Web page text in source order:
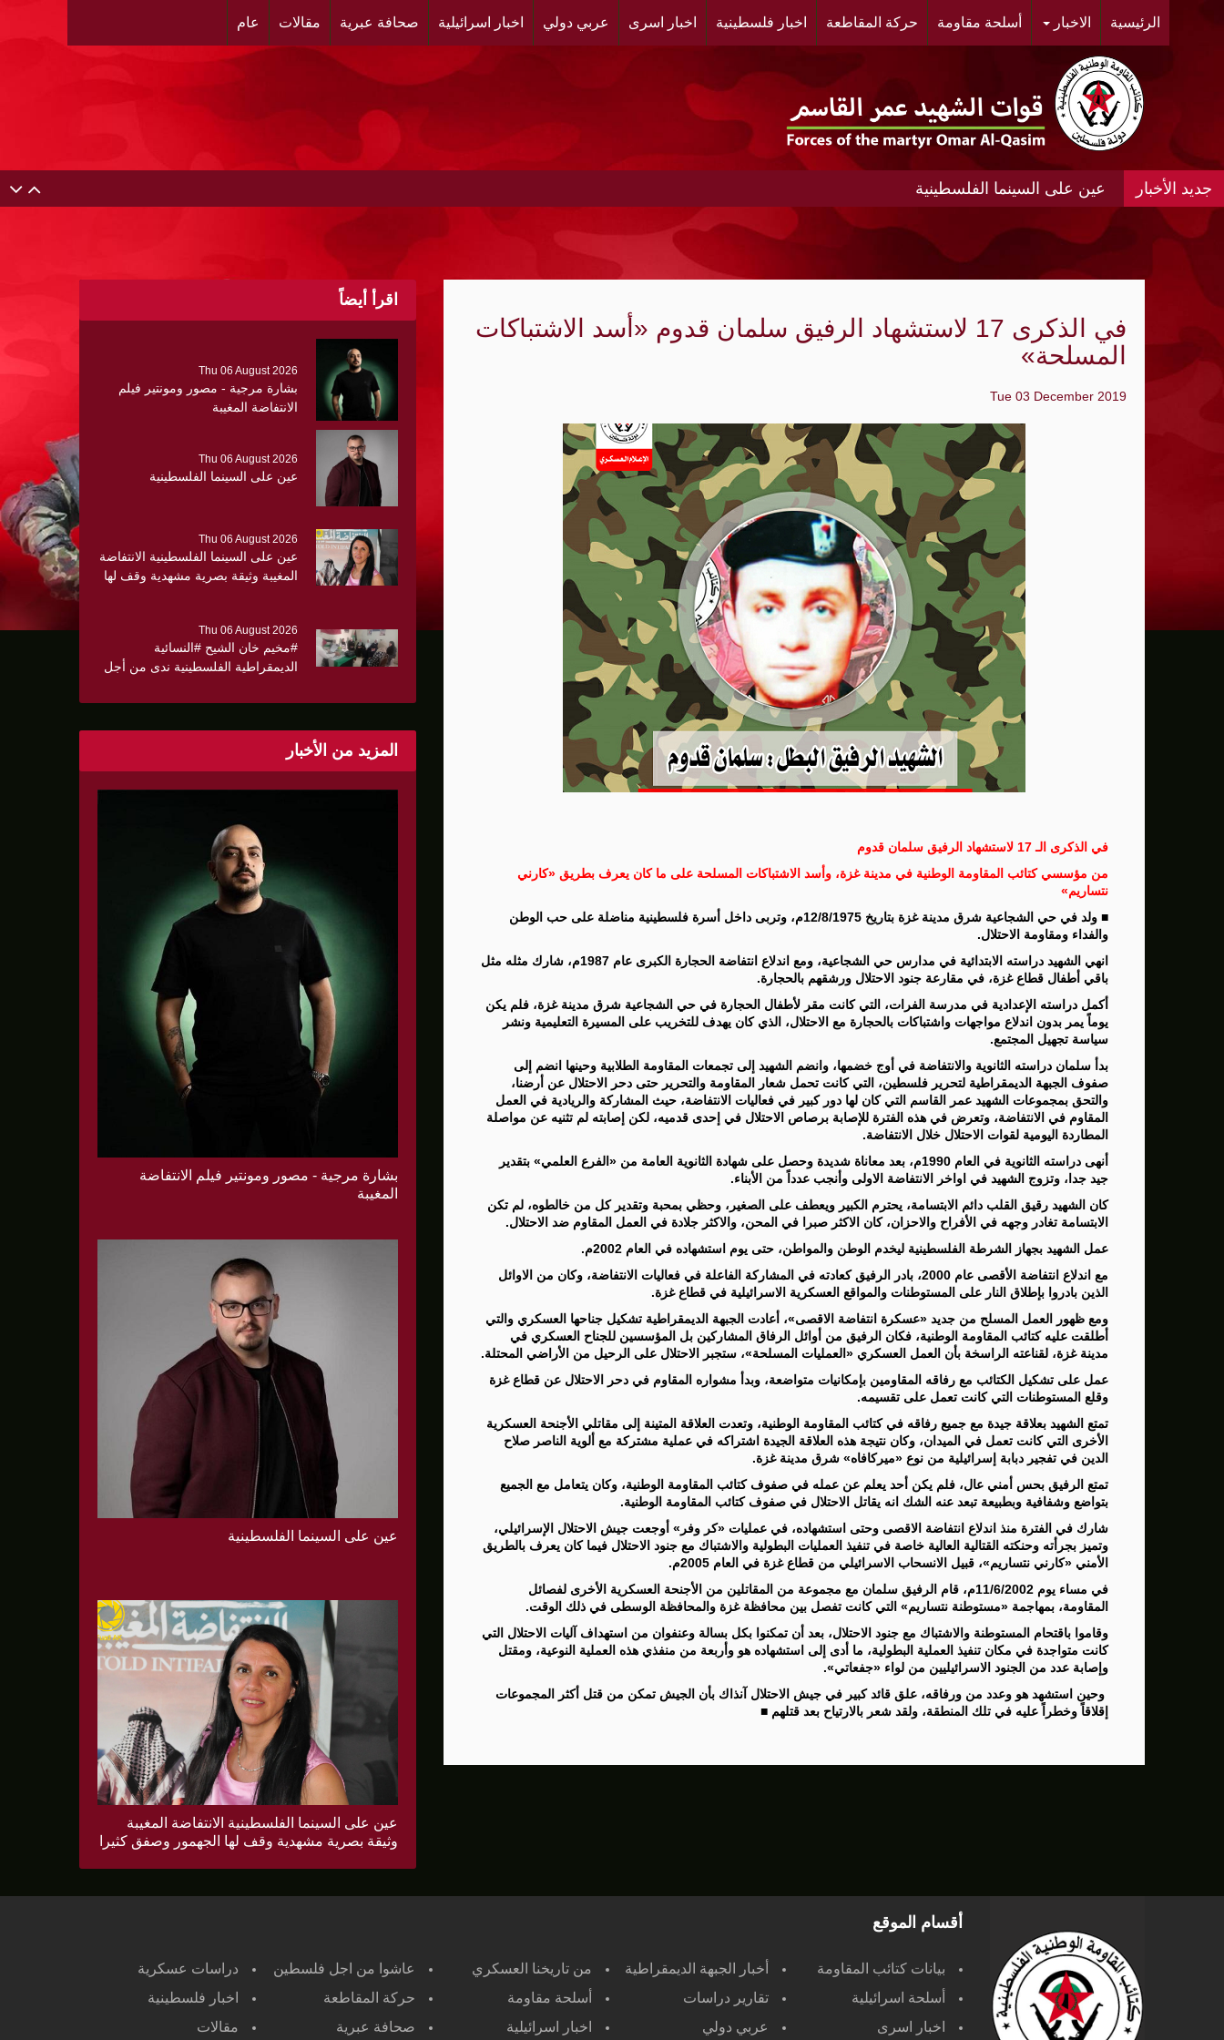
الرئيسية الاخبار أسلحة مقاومة حركة المقاطعة اخبار فلسطينية اخبار اسرى عربي دولي اخبار اسرائيلية صحافة عبرية مقالات عام
عين على السينما الفلسطينية
عين على السينما الفلسطينية الانتفاضة المغيبة وثيقة بصرية مشهدية وقف لها الجهمور وصفق كثيرا
#مخيم خان الشيح #النسائية الديمقراطية الفلسطينية ندى من أجل مجتمع أكثر وعياً،، «ندى» تنظم ندوة صحية عن ألتهاب الكبد وتوزّع بروشورات توعوية على سيدات
الحي.
"أشد" ومنظمة الجيل الجديد "مجد" ينظمان مهرجاناً تكريمياً لطلاب الشهادات الرسمية في مخيم البص جنوب لبنان
«الديمقراطية»: عدوان الإحتلال المتواصل على مخيم قلنديا لليوم الثاني ، محاولة لاستنساخ نموذج التطهير العرقي والتهجير في مخيمات شمال الضفة ، وإعادة تشكيل
الواقع الجغرافي والديمغرافي في محيط مدينة القدس
ترامب: يحذر من سيطرة الديمقراطيين على الكونغرس..ويرغب في اتفاق مع إيران
حماية الصحافيين تكرّم الصحافية كريستينا عاصي التي أصيبت بقصف إسرائيلي
فانس يؤكد وجود اختلافات في الرأي مع نتنياهو..,المفاوضات مع إيران "معقدة"
إيران تهدد بمهاجمة دول الخليج إذا تعرضت لهجمات أمريكية جديدة
ن.تايمز: مشرعون أمريكيون يسعون لشراكة عسكرية مع إسرائيل
الدفاع الروسية: ضربنا سفينتين محملتين بشحنات عسكرية قبالة سواحل أوديسا
التماس للسماح لطبيب مستقل بفحص حسام أبو صفية
الرئيس الإيراني: التواصل مع خامنئي "صعب للغاية" حاليا
جيش الاحتلال يعلن مقتل جنديين وإصابة 4 جنوب لبنان
"وول ستريت" ترتفع بدعم آمال التهدئة في الشرق الأوسط
زامير: أضعفنا حماس بشكل كبير وغيّرنا الوضع الأمنيّ وعملياتنا الاستباقية مستمرة
الوفد الأمريكي يطلب تعليق المفاوضات الثلاثية لإجراء مشاورات خاصة
بشارة مرجية - مصور ومونتير فيلم الانتفاضة المغيبة
في الذكرى 17 لاستشهاد الرفيق سلمان قدوم «أسد الاشتباكات
المسلحة»
Tue 03 December 2019
في الذكرى الـ 17 لاستشهاد الرفيق سلمان قدوم
من مؤسسي كتائب المقاومة الوطنية في مدينة غزة، وأسد الاشتباكات المسلحة على ما كان يعرف بطريق «كارني
نتساريم»
■ ولد في حي الشجاعية شرق مدينة غزة بتاريخ 12/8/1975م، وتربى داخل أسرة فلسطينية مناضلة على حب الوطن
والفداء ومقاومة الاحتلال.
انهي الشهيد دراسته الابتدائية في مدارس حي الشجاعية، ومع اندلاع انتفاضة الحجارة الكبرى عام 1987م، شارك مثله مثل
باقي أطفال قطاع غزة، في مقارعة جنود الاحتلال ورشقهم بالحجارة.
أكمل دراسته الإعدادية في مدرسة الفرات، التي كانت مقر لأطفال الحجارة في حي الشجاعية شرق مدينة غزة، فلم يكن
يوماً يمر بدون اندلاع مواجهات واشتباكات بالحجارة مع الاحتلال، الذي كان يهدف للتخريب على المسيرة التعليمية ونشر
سياسة تجهيل المجتمع.
بدأ سلمان دراسته الثانوية والانتفاضة في أوج خضمها، وانضم الشهيد إلى تجمعات المقاومة الطلابية وحينها انضم إلى
صفوف الجبهة الديمقراطية لتحرير فلسطين، التي كانت تحمل شعار المقاومة والتحرير حتى دحر الاحتلال عن أرضنا،
والتحق بمجموعات الشهيد عمر القاسم التي كان لها دور كبير في فعاليات الانتفاضة، حيث المشاركة والريادية في العمل
المقاوم في الانتفاضة، وتعرض في هذه الفترة للإصابة برصاص الاحتلال في إحدى قدميه، لكن إصابته لم تثنيه عن مواصلة
المطاردة اليومية لقوات الاحتلال خلال الانتفاضة.
أنهى دراسته الثانوية في العام 1990م، بعد معاناة شديدة وحصل على شهادة الثانوية العامة من «الفرع العلمي» بتقدير
جيد جدا، وتزوج الشهيد في اواخر الانتفاضة الاولى وأنجب عدداً من الأبناء.
كان الشهيد رقيق القلب دائم الابتسامة، يحترم الكبير ويعطف على الصغير، وحظي بمحبة وتقدير كل من خالطوه، لم تكن
الابتسامة تغادر وجهه في الأفراح والاحزان، كان الاكثر صبرا في المحن، والاكثر جلادة في العمل المقاوم ضد الاحتلال.
عمل الشهيد بجهاز الشرطة الفلسطينية ليخدم الوطن والمواطن، حتى يوم استشهاده في العام 2002م.
مع اندلاع انتفاضة الأقصى عام 2000، بادر الرفيق كعادته في المشاركة الفاعلة في فعاليات الانتفاضة، وكان من الاوائل
الذين بادروا بإطلاق النار على المستوطنات والمواقع العسكرية الاسرائيلية في قطاع غزة.
ومع ظهور العمل المسلح من جديد «عسكرة انتفاضة الاقصى»، أعادت الجبهة الديمقراطية تشكيل جناحها العسكري والتي
أطلقت عليه كتائب المقاومة الوطنية، فكان الرفيق من أوائل الرفاق المشاركين بل المؤسسين للجناح العسكري في
مدينة غزة، لقناعته الراسخة بأن العمل العسكري «العمليات المسلحة»، ستجبر الاحتلال على الرحيل من الأراضي المحتلة.
عمل على تشكيل الكتائب مع رفاقه المقاومين بإمكانيات متواضعة، وبدأ مشواره المقاوم في دحر الاحتلال عن قطاع غزة
وقلع المستوطنات التي كانت تعمل على تقسيمه.
تمتع الشهيد بعلاقة جيدة مع جميع رفاقه في كتائب المقاومة الوطنية، وتعدت العلاقة المتينة إلى مقاتلي الأجنحة العسكرية
الأخرى التي كانت تعمل في الميدان، وكان نتيجة هذه العلاقة الجيدة اشتراكه في عملية مشتركة مع ألوية الناصر صلاح
الدين في تفجير دبابة إسرائيلية من نوع «ميركافاه» شرق مدينة غزة.
تمتع الرفيق بحس أمني عال، فلم يكن أحد يعلم عن عمله في صفوف كتائب المقاومة الوطنية، وكان يتعامل مع الجميع
بتواضع وشفافية وبطبيعة تبعد عنه الشك انه يقاتل الاحتلال في صفوف كتائب المقاومة الوطنية.
شارك في الفترة منذ اندلاع انتفاضة الاقصى وحتى استشهاده، في عمليات «كر وفر» أوجعت جيش الاحتلال الإسرائيلي،
وتميز بجرأته وحنكته القتالية العالية خاصة في تنفيذ العمليات البطولية والاشتباك مع جنود الاحتلال فيما كان يعرف بالطريق
الأمني «كارني نتساريم»، قبيل الانسحاب الاسرائيلي من قطاع غزة في العام 2005م.
في مساء يوم 11/6/2002م، قام الرفيق سلمان مع مجموعة من المقاتلين من الأجنحة العسكرية الأخرى لفصائل
المقاومة، بمهاجمة «مستوطنة نتساريم» التي كانت تفصل بين محافظة غزة والمحافظة الوسطى في ذلك الوقت.
وقاموا باقتحام المستوطنة والاشتباك مع جنود الاحتلال، بعد أن تمكنوا بكل بسالة وعنفوان من استهداف آليات الاحتلال التي
كانت متواجدة في مكان تنفيذ العملية البطولية، ما أدى إلى استشهاده هو وأربعة من منفذي هذه العملية النوعية، ومقتل
وإصابة عدد من الجنود الاسرائيليين من لواء «جفعاتي».
وحين استشهد هو وعدد من ورفاقه، علق قائد كبير في جيش الاحتلال آنذاك بأن الجيش تمكن من قتل أكثر المجموعات
إقلاقاً وخطراً عليه في تلك المنطقة، ولقد شعر بالارتياح بعد قتلهم ■
اقرأ أيضاً
Thu 06 August 2026
بشارة مرجية - مصور ومونتير فيلم
الانتفاضة المغيبة
Thu 06 August 2026
عين على السينما الفلسطينية
Thu 06 August 2026
عين على السينما الفلسطينية الانتفاضة
المغيبة وثيقة بصرية مشهدية وقف لها
Thu 06 August 2026
#مخيم خان الشيح #النسائية
الديمقراطية الفلسطينية ندى من أجل
صحية عن ألتهاب الكبد وتوزّع
المزيد من الأخبار
بشارة مرجية - مصور ومونتير فيلم الانتفاضة
المغيبة
عين على السينما الفلسطينية
عين على السينما الفلسطينية الانتفاضة المغيبة
وثيقة بصرية مشهدية وقف لها الجهمور وصفق كثيرا
أقسام الموقع
بيانات كتائب المقاومة أخبار الجبهة الديمقراطية من تاريخنا العسكري عاشوا من اجل فلسطين
دراسات عسكرية
أسلحة اسرائيلية
تقارير دراسات أسلحة مقاومة حركة المقاطعة
اخبار فلسطينية
اخبار اسرى
عربي دولي اخبار اسرائيلية صحافة عبرية مقالات